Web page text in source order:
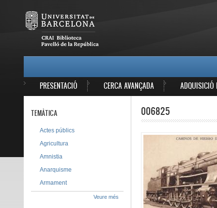
PRESENTACIÓ CERCA AVANÇADA ADQUISICIÓ
006825
TEMÀTICA
Actes públics
Agricultura
Amnistia
Anarquisme
Armament
Veure més